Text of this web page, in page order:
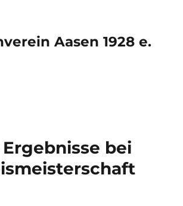
Aasen 1928 e.
bei